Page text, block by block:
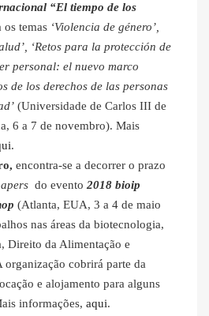
“El tiempo de los
os temas ‘Violencia de género’,
‘Retos para la protección de
personal: el nuevo marco
de los derechos de las personas
(Universidade de Carlos III de
6 a 7 de novembro). Mais
.
encontra-se a decorrer o prazo
do evento 2018 bioip
(Atlanta, EUA, 3 a 4 de maio
nas áreas da biotecnologia,
Direito da Alimentação e
organização cobrirá parte da
e alojamento para alguns
informações, aqui.